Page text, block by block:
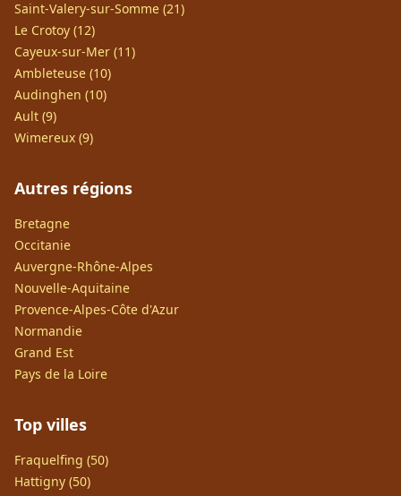
Saint-Valery-sur-Somme (21)
Le Crotoy (12)
Cayeux-sur-Mer (11)
Ambleteuse (10)
Audinghen (10)
Ault (9)
Wimereux (9)
Autres régions
Bretagne
Occitanie
Auvergne-Rhône-Alpes
Nouvelle-Aquitaine
Provence-Alpes-Côte d'Azur
Normandie
Grand Est
Pays de la Loire
Top villes
Fraquelfing (50)
Hattigny (50)